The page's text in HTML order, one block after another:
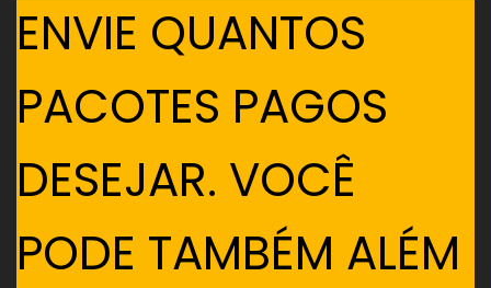
ENVIE QUANTOS
PACOTES PAGOS
DESEJAR. VOCÊ
PODE TAMBÉM ALÉM